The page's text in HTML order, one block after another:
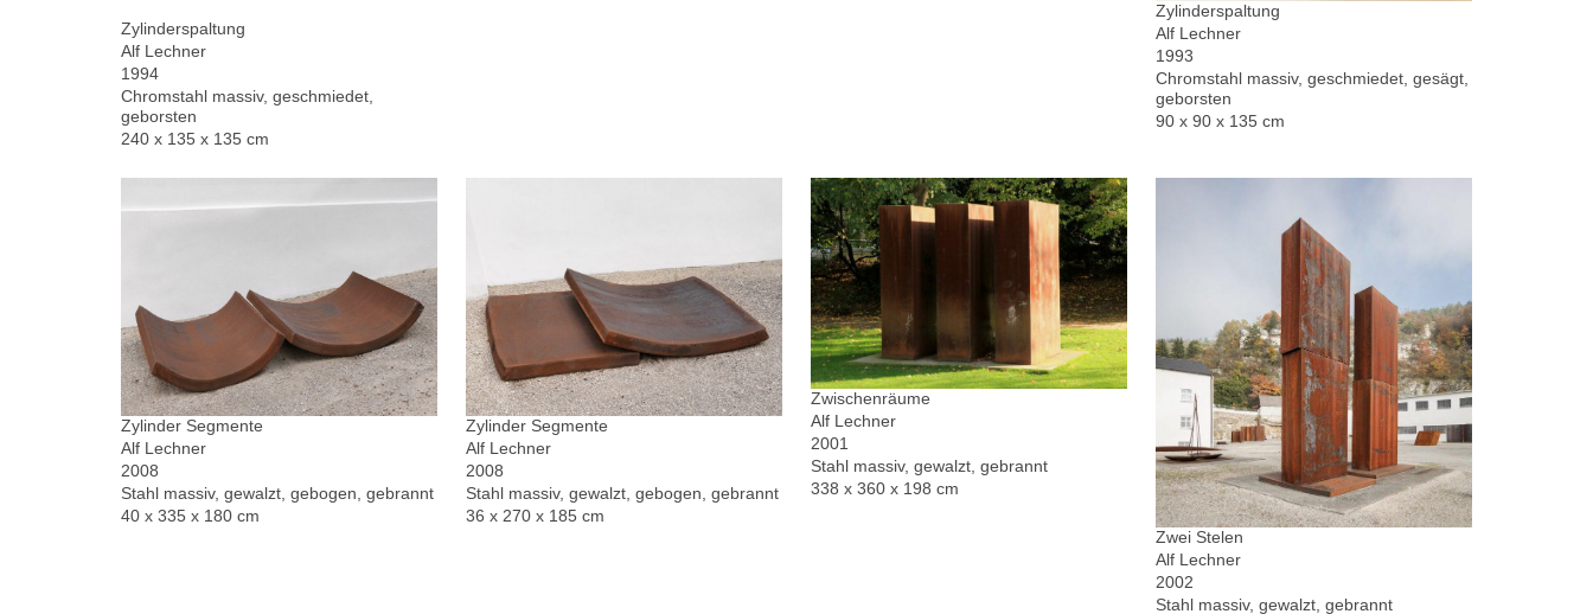
Zylinderspaltung
Alf Lechner
1994
Chromstahl massiv, geschmiedet,
geborsten
240 x 135 x 135 cm
Zylinderspaltung
Alf Lechner
1993
Chromstahl massiv, geschmiedet, gesägt,
geborsten
90 x 90 x 135 cm
Zylinder Segmente
Alf Lechner
2008
Stahl massiv, gewalzt, gebogen, gebrannt
40 x 335 x 180 cm
Zylinder Segmente
Alf Lechner
2008
Stahl massiv, gewalzt, gebogen, gebrannt
36 x 270 x 185 cm
Zwischenräume
Alf Lechner
2001
Stahl massiv, gewalzt, gebrannt
338 x 360 x 198 cm
Zwei Stelen
Alf Lechner
2002
Stahl massiv, gewalzt, gebrannt